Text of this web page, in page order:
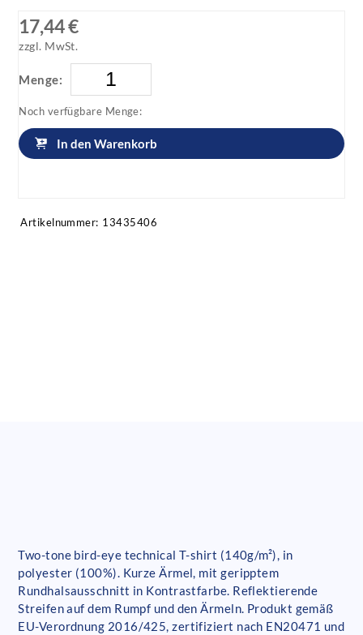
17,44 €
zzgl. MwSt.
Menge:
Noch verfügbare Menge:
In den Warenkorb
Artikelnummer: 13435406
Two-tone bird-eye technical T-shirt (140g/m²), in
polyester (100%). Kurze Ärmel, mit geripptem
Rundhalsausschnitt in Kontrastfarbe. Reflektierende
Streifen auf dem Rumpf und den Ärmeln. Produkt gemäß
EU-Verordnung 2016/425, zertifiziert nach EN20471 und